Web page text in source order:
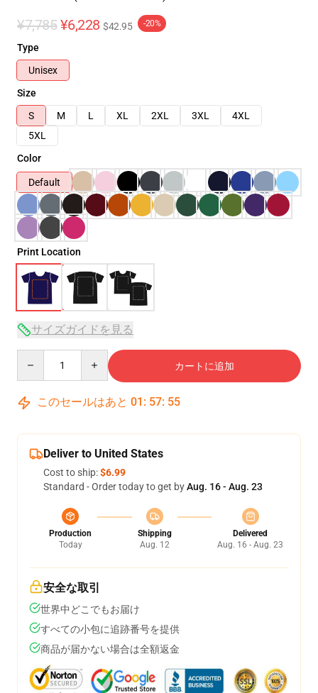
¥7,785 ¥6,228 $42.95 -20%
Type
Unisex
Size
S
M L XL 2XL 3XL
4XL
5XL
Color
Default
Print Location
サイズガイドを見る
カートに追加
このセールはあと 01 : 57: 54
Deliver to United States
Cost to ship:$6.99
Standard - Order today to get byAug. 16 - Aug. 23
Production
Today
Shipping
Aug. 12
Delivered
Aug. 16 - Aug. 23
安全な取引
世界中どこでもお届け
すべての小包に追跡番号を提供
商品が届かない場合は全額返金